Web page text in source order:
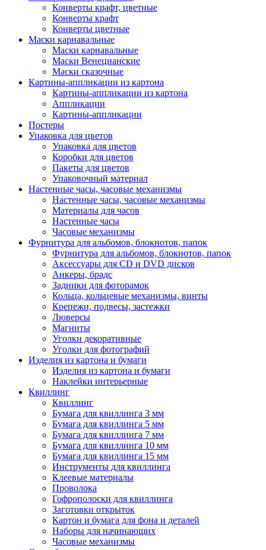
Конверты крафт, цветные
Конверты крафт
Конверты цветные
Маски карнавальные
Маски карнавальные
Маски Венецианские
Маски сказочные
Картины-аппликации из картона
Картины-аппликации из картона
Аппликации
Картины-аппликации
Постеры
Упаковка для цветов
Упаковка для цветов
Коробки для цветов
Пакеты для цветов
Упаковочный материал
Настенные часы, часовые механизмы
Настенные часы, часовые механизмы
Материалы для часов
Настенные часы
Часовые механизмы
Фурнитура для альбомов, блокнотов, папок
Фурнитура для альбомов, блокнотов, папок
Аксессуары для CD и DVD дисков
Анкеры, брадс
Задники для фоторамок
Кольца, кольцевые механизмы, винты
Крепежи, подвесы, застежки
Люверсы
Магниты
Уголки декоративные
Уголки для фотографий
Изделия из картона и бумаги
Изделия из картона и бумаги
Наклейки интерьерные
Квиллинг
Квиллинг
Бумага для квиллинга 3 мм
Бумага для квиллинга 5 мм
Бумага для квиллинга 7 мм
Бумага для квиллинга 10 мм
Бумага для квиллинга 15 мм
Инструменты для квиллинга
Клеевые материалы
Проволока
Гофрополоски для квиллинга
Заготовки открыток
Картон и бумага для фона и деталей
Наборы для начинающих
Часовые механизмы